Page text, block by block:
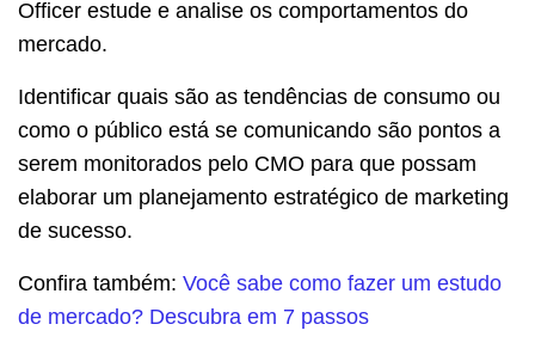
Officer estude e analise os comportamentos do
mercado.
Identificar quais são as tendências de consumo ou
como o público está se comunicando são pontos a
serem monitorados pelo CMO para que possam
elaborar um planejamento estratégico de marketing
de sucesso.
Confira também: Você sabe como fazer um estudo
de mercado? Descubra em 7 passos